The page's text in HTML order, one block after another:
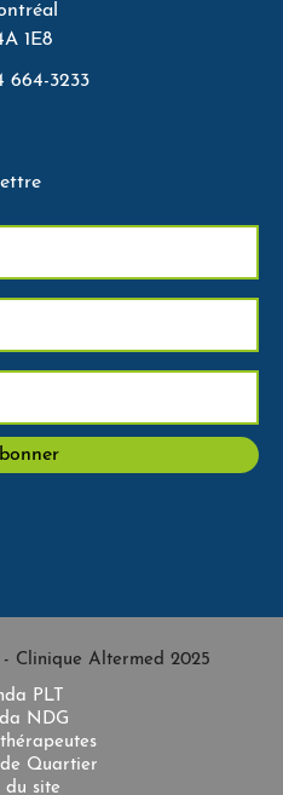
1E8
664-3233
- Clinique Altermed 2025
PLT
NDG
Quartier
du site